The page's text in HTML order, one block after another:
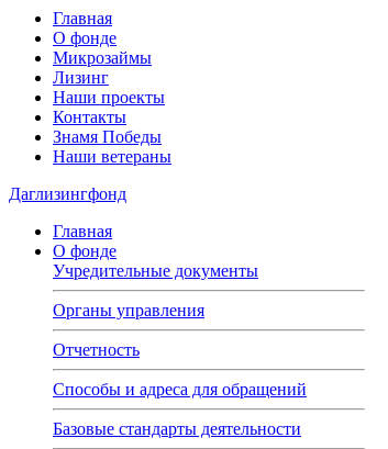
Главная
О фонде
Микрозаймы
Лизинг
Наши проекты
Контакты
Знамя Победы
Наши ветераны
Даглизингфонд
Главная
О фонде
Учредительные документы
Органы управления
Отчетность
Способы и адреса для обращений
Базовые стандарты деятельности